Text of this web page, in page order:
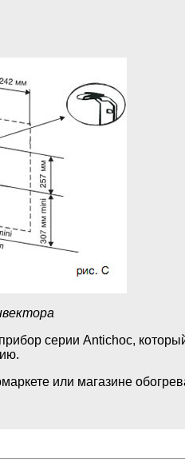
серии Antichoc,
или магазине